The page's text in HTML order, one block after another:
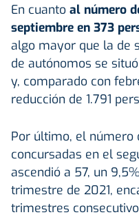
En cuanto al número
septiembre en 373
algo mayor que la de
de autónomos se
y, comparado con
reducción de 1.791
Por último, el número
concursadas en el
ascendió a 57, un
trimestre de 2021,
trimestres